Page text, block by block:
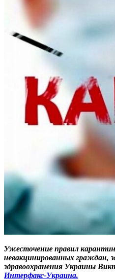
Ужесточение правил
невакцинированных граждан,
здравоохранения Украины
Интерфакс-Украина.